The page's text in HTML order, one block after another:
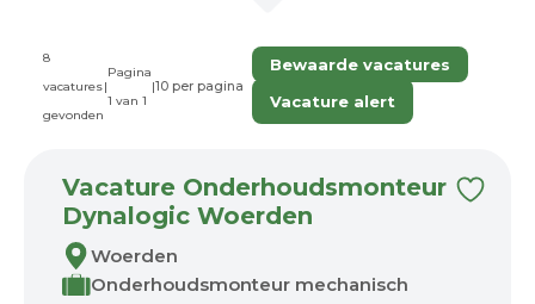
8
vacatures
gevonden
|
Pagina
1 van 1
|
Bewaarde vacatures
Vacature alert
Vacature Onderhoudsmonteur
Dynalogic Woerden
Woerden
Onderhoudsmonteur mechanisch